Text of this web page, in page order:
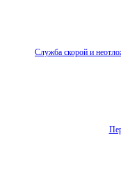
Служба скорой и